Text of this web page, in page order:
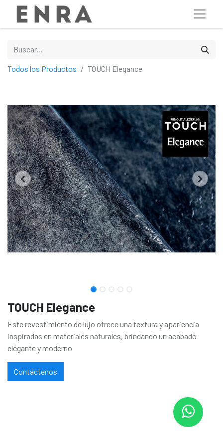
Todos los Productos TOUCH Elegance
TOUCH Elegance
Este revestimiento de lujo ofrece una textura y apariencia
inspiradas en materiales naturales, brindando un acabado
elegante y moderno
Contáctenos